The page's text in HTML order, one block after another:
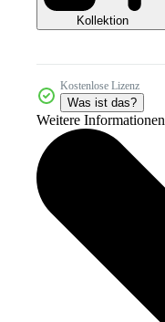
Kollektion
Kostenlose Lizenz
Was ist das?
Weitere Informationen